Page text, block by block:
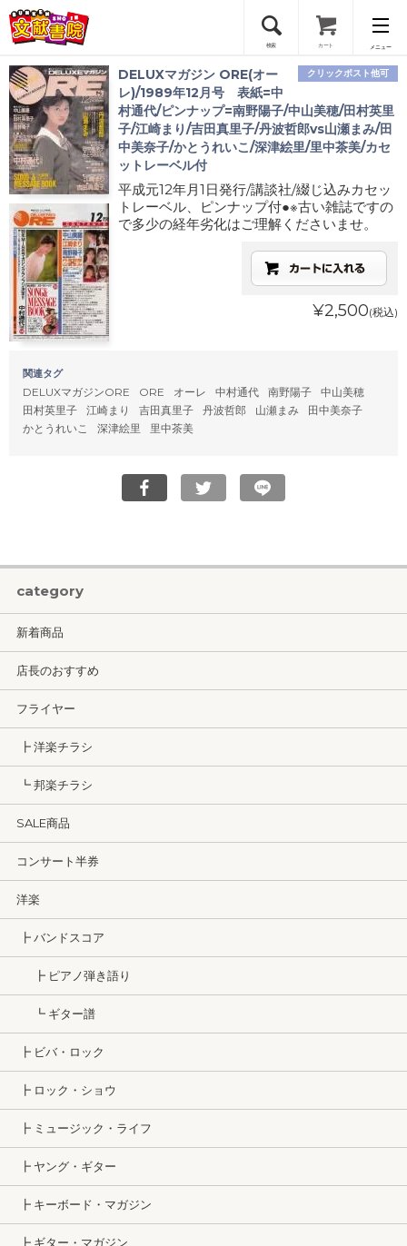
検索 カート メニュー
会員登録
ログイン
クリックポスト他可
DELUXマガジン ORE(オー
レ)/1989年12月号 表紙=中
村通代/ピンナップ=南野陽子/中山美穂/田村英里
子/江崎まり/吉田真里子/丹波哲郎vs山瀬まみ/田
中美奈子/かとうれいこ/深津絵里/里中茶美/カセ
ットレーベル付
平成元12年月1日発行/講談社/綴じ込みカセッ
トレーベル、ピンナップ付●※古い雑誌ですの
で多少の経年劣化はご理解くださいませ。
¥2,500(税込)
関連タグ
DELUXマガジンORE ORE オーレ 中村通代 南野陽子
中山美穂
田村英里子
江崎まり 吉田真里子 丹波哲郎 山瀬まみ
田中美奈子
かとうれいこ
深津絵里 里中茶美
category
新着商品
店長のおすすめ
フライヤー
┣ 洋楽チラシ
┗ 邦楽チラシ
SALE商品
コンサート半券
洋楽
┣ バンドスコア
┣ ピアノ弾き語り
┗ ギター譜
┣ ビバ・ロック
┣ ロック・ショウ
┣ ミュージック・ライフ
┣ ヤング・ギター
┣ キーボード・マガジン
┣ ギター・マガジン